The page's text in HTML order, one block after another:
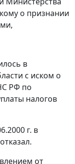
о признании
в
с иском о
РФ по
налогов
г. в
от